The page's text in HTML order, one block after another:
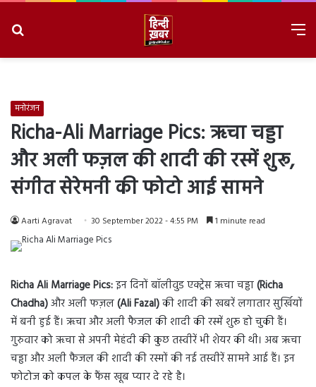
मनोरंजन
Richa-Ali Marriage Pics: ऋचा चड्डा
और अली फज़ल की शादी की रस्में शुरू,
संगीत सेरेमनी की फोटो आई सामने
Aarti Agravat 30 September 2022 - 4:55 PM 1 minute read
Richa Ali Marriage Pics:इन दिनों बॉलीवुड एक्ट्रेस ऋचा चड्ढा(Richa
Chadha)और अली फज़ल(Ali Fazal)की शादी की खबरें लगातार सुर्खियों
में बनी हुई हैं। ऋचा और अली फैजल की शादी की रस्में शुरू हो चुकी हैं।
गुरुवार को ऋचा से अपनी मेहंदी की कुछ तस्वीरें भी शेयर की थी। अब ऋचा
चड्ढा और अली फैजल की शादी की रस्मों की नई तस्वीरें सामने आई हैं। इन
फोटोज को कपल के फैंस खूब प्यार दे रहे है।